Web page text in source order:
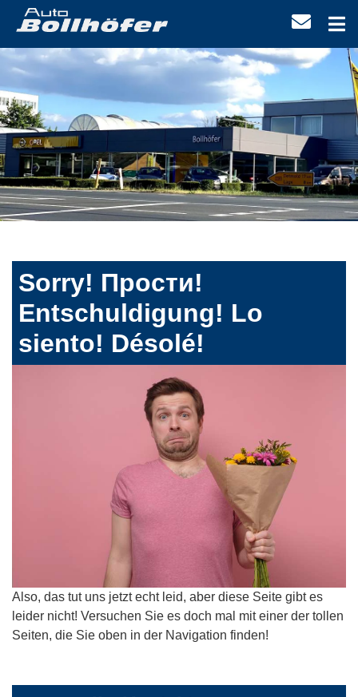
Sorry! Прости!
Entschuldigung! Lo
siento! Désolé!
Also, das tut uns jetzt echt leid, aber diese Seite gibt es
leider nicht! Versuchen Sie es doch mal mit einer der tollen
Seiten, die Sie oben in der Navigation finden!